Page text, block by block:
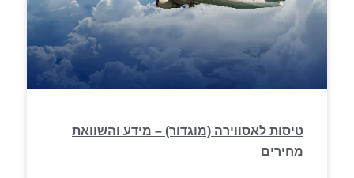
טיסות לאסווירה (מוגדור) – מידע והשוואת
מחירים